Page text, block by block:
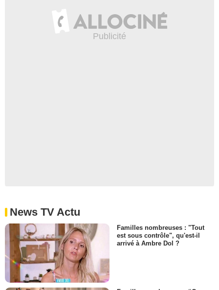
News TV Actu
Familles nombreuses : "Tout
est sous contrôle", qu'est-il
arrivé à Ambre Dol ?